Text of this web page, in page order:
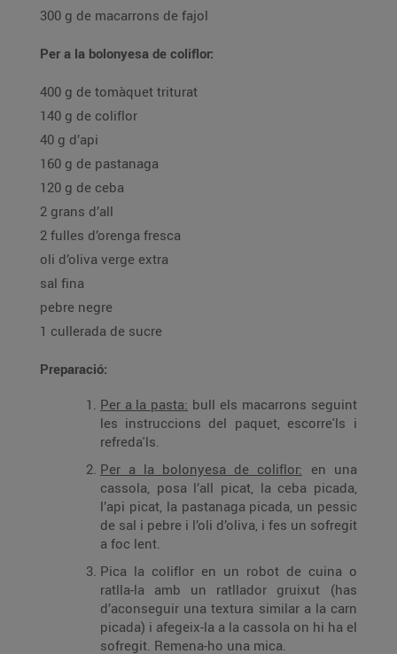
300 g de macarrons de fajol
Per a la bolonyesa de coliflor:
400 g de tomàquet triturat
140 g de coliflor
40 g d’api
160 g de pastanaga
120 g de ceba
2 grans d’all
2 fulles d’orenga fresca
oli d’oliva verge extra
sal fina
pebre negre
1 cullerada de sucre
Preparació:
Per a la pasta: bull els macarrons seguint
les instruccions del paquet, escorre'ls i
refreda'ls.
Per a la bolonyesa de coliflor: en una
cassola, posa l’all picat, la ceba picada,
l’api picat, la pastanaga picada, un pessic
de sal i pebre i l’oli d’oliva, i fes un sofregit
a foc lent.
Pica la coliflor en un robot de cuina o
ratlla-la amb un ratllador gruixut (has
d’aconseguir una textura similar a la carn
picada) i afegeix-la a la cassola on hi ha el
sofregit. Remena-ho una mica.